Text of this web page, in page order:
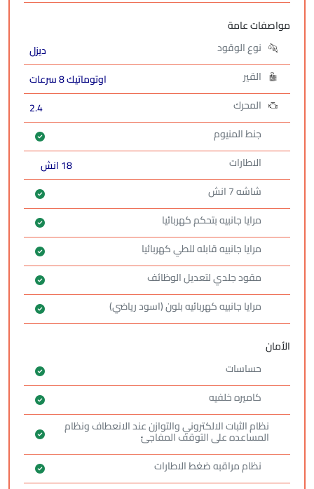
مواصفات عامة
نوع الوقود
ديزل
القير
اوتوماتيك 8 سرعات
المحرك
2.4
جنط المنيوم
الاطارات
18 انش
شاشه 7 انش
مرايا جانبيه بتحكم كهربائيا
مرايا جانبيه قابله للطي كهربائيا
مقود جلدي لتعديل الوظائف
مرايا جانبيه كهربائيه بلون (اسود رياضي)
الأمان
حساسات
كاميره خلفيه
نظام الثبات الالكتروني والتوازن عند الانعطاف ونظام
المساعده على التوقف المفاجئ
نظام مراقبه ضغط الاطارات